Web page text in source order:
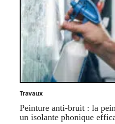
Travaux
Peinture anti-bruit : la
un isolante phonique